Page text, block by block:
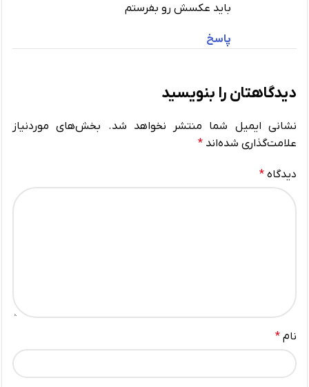
بايد عکسش رو بفرستم
پاسخ
دیدگاهتان را بنویسید
نشانی ایمیل شما منتشر نخواهد شد.
بخش‌های موردنیاز
علامت‌گذاری شده‌اند *
دیدگاه *
نام *